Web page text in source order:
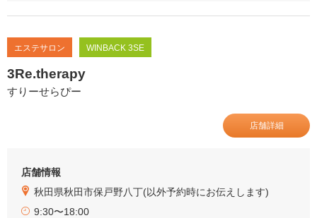
エステサロン WINBACK 3SE
3Re.therapy
すりーせらぴー
店舗詳細
店舗情報
秋田県秋田市保戸野八丁(以外予約時にお伝えします)
9:30〜18:00